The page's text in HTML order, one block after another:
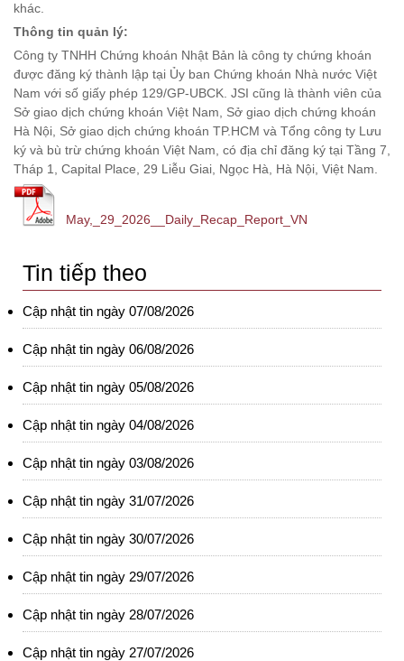
khác.
Thông tin quản lý:
Công ty TNHH Chứng khoán Nhật Bản là công ty chứng khoán
được đăng ký thành lập tại Ủy ban Chứng khoán Nhà nước Việt
Nam với số giấy phép 129/GP-UBCK. JSI cũng là thành viên của
Sở giao dịch chứng khoán Việt Nam, Sở giao dịch chứng khoán
Hà Nội, Sở giao dịch chứng khoán TP.HCM và Tổng công ty Lưu
ký và bù trừ chứng khoán Việt Nam, có địa chỉ đăng ký tại Tầng 7,
Tháp 1, Capital Place, 29 Liễu Giai, Ngọc Hà, Hà Nội, Việt Nam.
May,_29_2026__Daily_Recap_Report_VN
Tin tiếp theo
Cập nhật tin ngày 07/08/2026
Cập nhật tin ngày 06/08/2026
Cập nhật tin ngày 05/08/2026
Cập nhật tin ngày 04/08/2026
Cập nhật tin ngày 03/08/2026
Cập nhật tin ngày 31/07/2026
Cập nhật tin ngày 30/07/2026
Cập nhật tin ngày 29/07/2026
Cập nhật tin ngày 28/07/2026
Cập nhật tin ngày 27/07/2026